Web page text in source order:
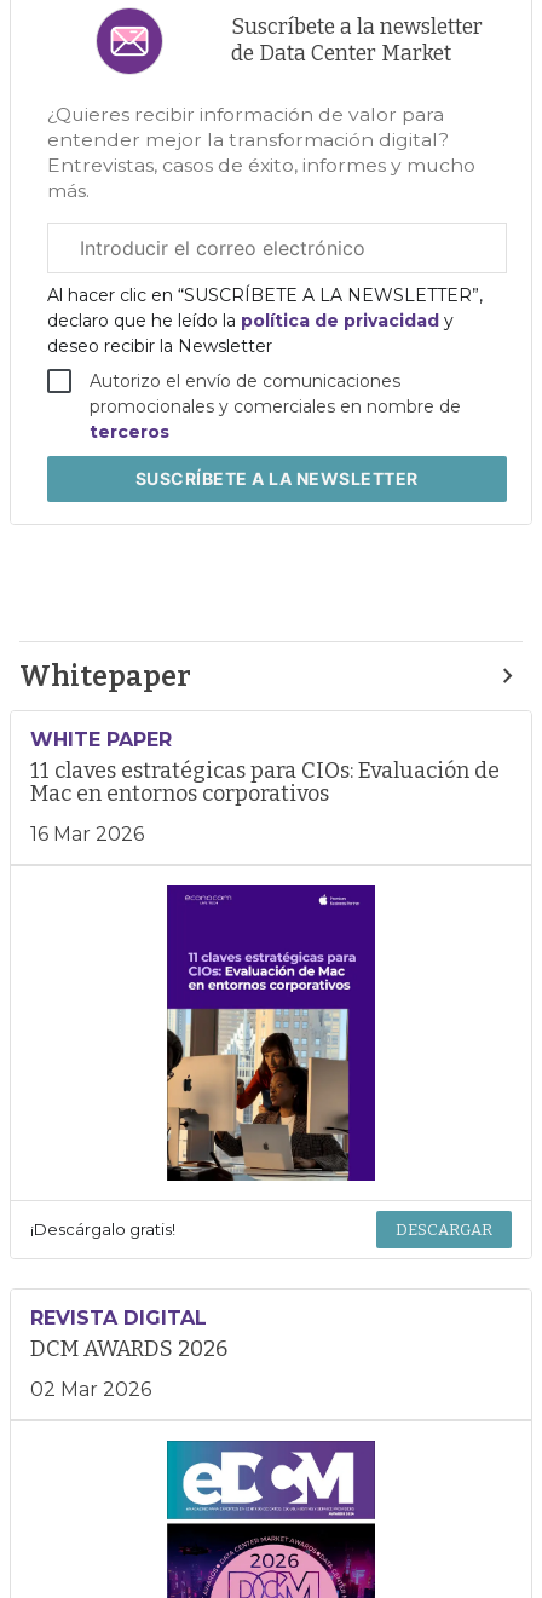
Suscríbete a la newsletter
de Data Center Market
¿Quieres recibir información de valor para
entender mejor la transformación digital?
Entrevistas, casos de éxito, informes y mucho
más.
electrónico
corporativo
Al hacer clic en “SUSCRÍBETE A LA NEWSLETTER”,
declaro que he leído la política de privacidad y
deseo recibir la Newsletter
Autorizo el envío de comunicaciones
promocionales y comerciales en nombre de
terceros
SUSCRÍBETEA LA NEWSLETTER
Whitepaper
WHITE PAPER
11 claves estratégicas para CIOs: Evaluación de
Mac en entornos corporativos
16 Mar 2026
¡Descárgalo gratis! DESCARGAR
REVISTA DIGITAL
DCM AWARDS 2026
02 Mar 2026